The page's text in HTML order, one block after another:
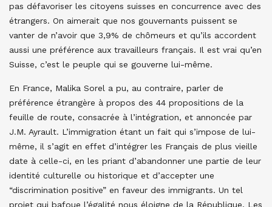
pas défavoriser les citoyens suisses en concurrence avec des
étrangers. On aimerait que nos gouvernants puissent se
vanter de n’avoir que 3,9% de chômeurs et qu’ils accordent
aussi une préférence aux travailleurs français. Il est vrai qu’en
Suisse, c’est le peuple qui se gouverne lui-même.
En France, Malika Sorel a pu, au contraire, parler de
préférence étrangère à propos des 44 propositions de la
feuille de route, consacrée à l’intégration, et annoncée par
J.M. Ayrault. L’immigration étant un fait qui s’impose de lui-
même, il s’agit en effet d’intégrer les Français de plus vieille
date à celle-ci, en les priant d’abandonner une partie de leur
identité culturelle ou historique et d’accepter une
“discrimination positive” en faveur des immigrants. Un tel
projet qui bafoue l’égalité nous éloigne de la République. Les